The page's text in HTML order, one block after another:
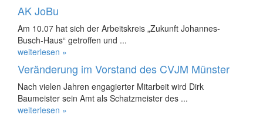
AK JoBu
Am 10.07 hat sich der Arbeitskreis „Zukunft Johannes-
Busch-Haus“ getroffen und ...
weiterlesen »
Veränderung im Vorstand des CVJM Münster
Nach vielen Jahren engagierter Mitarbeit wird Dirk
Baumeister sein Amt als Schatzmeister des ...
weiterlesen »